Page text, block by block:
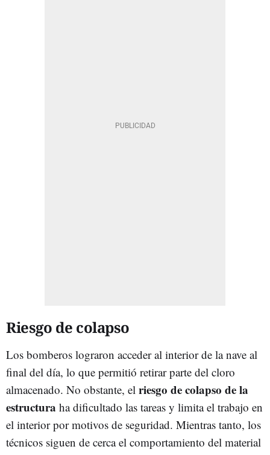
Riesgo de colapso
Los bomberos lograron acceder al interior de la nave al
final del día, lo que permitió retirar parte del cloro
almacenado. No obstante, el riesgo de colapso de la
estructura ha dificultado las tareas y limita el trabajo en
el interior por motivos de seguridad. Mientras tanto, los
técnicos siguen de cerca el comportamiento del material